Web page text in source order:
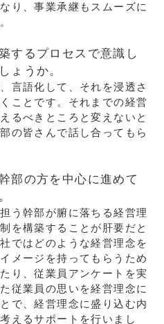
り、事業承継もスムーズに
するプロセスで意識し
ょうか。
言語化して、それを浸透さ
ことです。それまでの経営
るべきところと変えないと
の皆さんで話し合ってもら
部の方を中心に進めて
う幹部が腑に落ちる経営理
を構築することが肝要だと
ではどのような経営理念を
メージを持ってもらうため
り、従業員アンケートを実
従業員の思いを経営理念に
で、経営理念に盛り込む内
えるサポートを行いまし